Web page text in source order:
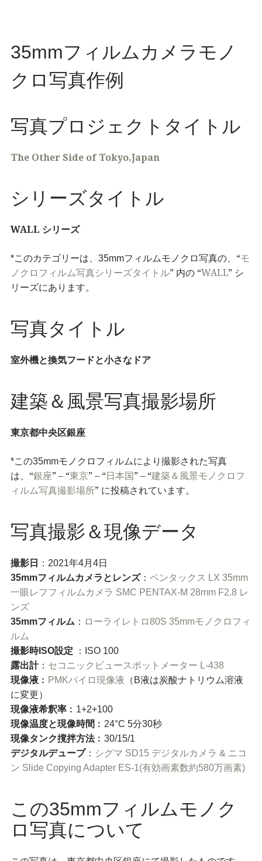
35mmフィルムカメラモノ
クロ写真作例
写真プロジェクトタイトル
The Other Side of Tokyo,Japan
シリーズタイトル
WALL シリーズ
*このカテゴリーは、35mmフィルムモノクロ写真の、 “モ
ノクロフィルム写真シリーズタイトル” 内の “WALL” シ
リーズにあります。
写真タイトル
室外機と換気フードと小さなドア
建築＆風景写真撮影場所
東京都中央区銀座
*この35mmモノクロフィルムにより撮影された写真
は、 “銀座” – “東京” – “日本国” – “建築＆風景モノクロフ
ィルム写真撮影場所” に投稿されています。
写真撮影＆現像データ
撮影日
：2021年4月4日
35mmフィルムカメラとレンズ： ペンタックス LX 35mm
一眼レフフィルム カメラ SMC PENTAX-M 28mm F2.8 レ
ンズ
35mmフィルム ： ローライレトロ80S 35mmモノクロフィ
ルム
撮影時ISO設定
：ISO 100
露出計： セコニックビュースポットメーター L-438
現像液 ︰ PMKパイロ現像液 （B液は炭酸ナトリウム溶液
に変更）
現像液希釈率 ︰1+2+100
現像温度と現像時間 ︰24°C 5分30秒
現像タンク撹拌方法︰30/15/1
デジタルデュープ： シグマ SD15 デジタルカメラ & ニコ
ン Slide Copying Adapter ES-1(有効画素数約580万画素)
この35mmフィルムモノク
ロ写真について